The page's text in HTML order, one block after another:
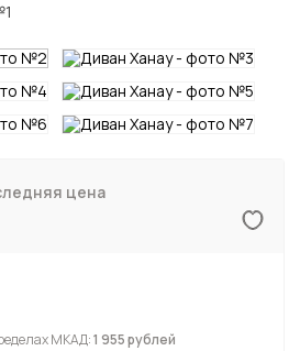
цена
МКАД:1 955 рублей